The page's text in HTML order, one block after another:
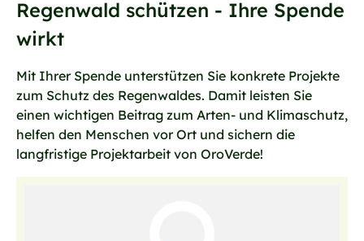
Regenwald schützen - Ihre Spende
wirkt
Mit Ihrer Spende unterstützen Sie konkrete Projekte
zum Schutz des Regenwaldes. Damit leisten Sie
einen wichtigen Beitrag zum Arten- und Klimaschutz,
helfen den Menschen vor Ort und sichern die
langfristige Projektarbeit von OroVerde!